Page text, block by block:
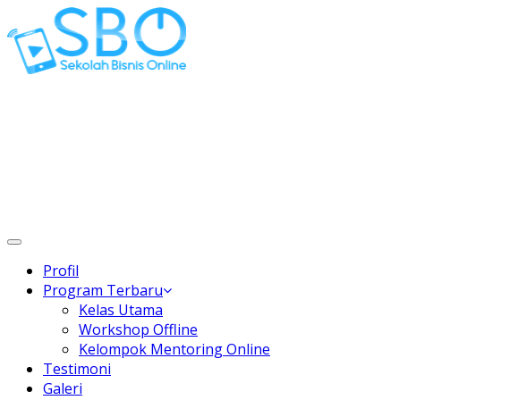
Toggle
Profil
Program Terbaru
Kelas Utama
Workshop Offline
Kelompok Mentoring Online
Testimoni
Galeri